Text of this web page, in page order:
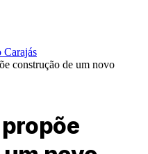
construção de um novo